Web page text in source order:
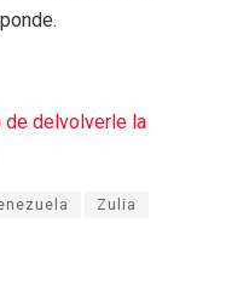
de delvolverle la
Zulia